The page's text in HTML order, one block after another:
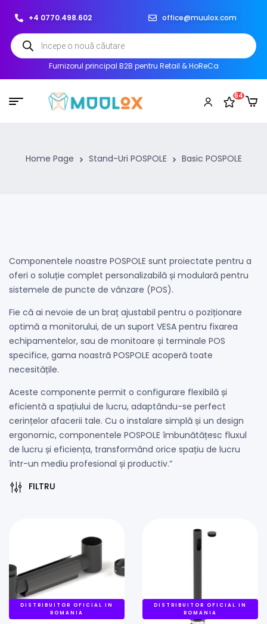
+4 0770.498.602 office@muulox.com
Furnizorul principal B2B pentru Retail & HoReCa
64
Home Page Stand-Uri POSPOLE Basic POSPOLE
Componentele noastre POSPOLE sunt proiectate pentru a
oferi o soluție complet personalizabilă și modulară pentru
sistemele de puncte de vânzare (POS).
Fie că ai nevoie de un braț ajustabil pentru o poziționare
optimă a monitorului, de un suport VESA pentru fixarea
echipamentelor, sau de monitoare și terminale POS
specifice, gama noastră POSPOLE acoperă toate
necesitățile.
Aceste componente permit o configurare flexibilă și
eficientă a spațiului de lucru, adaptându-se perfect
cerințelor afacerii tale. Cu o instalare simplă și un design
ergonomic, componentele POSPOLE îmbunătățesc fluxul
de lucru și eficiența, transformând orice spațiu de lucru
într-un mediu profesional și productiv.”
FILTRU
DISTRIBUITOR OFICIAL IN
ROMANIA
DISTRIBUITOR OFICIAL IN
ROMANIA